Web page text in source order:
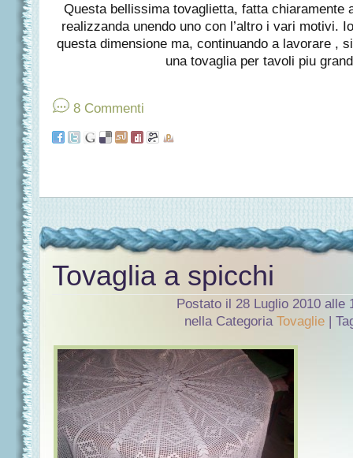
Questa bellissima tovaglietta, fatta chiaramente
realizzanda unendo uno con l’altro i vari motivi.
questa dimensione ma, continuando a lavorare ,
una tovaglia per tavoli piu
8 Commenti
Tovaglia a spicchi
Postato il 28 Luglio 2010 alle
nella Categoria Tovaglie |